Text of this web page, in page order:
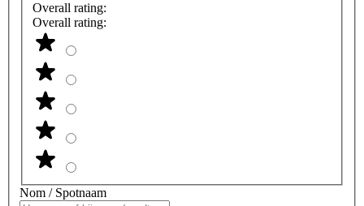
Overall rating:
Overall rating:
Nom / Spotnaam